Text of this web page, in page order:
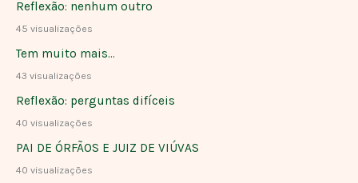
Reflexão: nenhum outro
45 visualizações
Tem muito mais…
43 visualizações
Reflexão: perguntas difíceis
40 visualizações
PAI DE ÓRFÃOS E JUIZ DE VIÚVAS
40 visualizações